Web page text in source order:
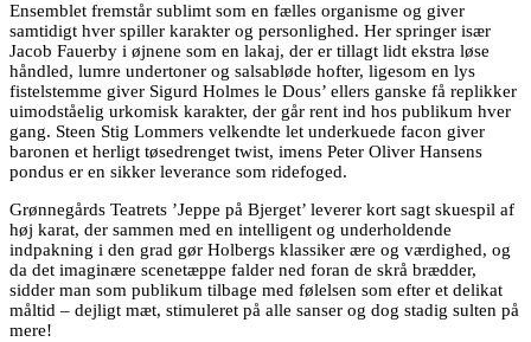
Ensemblet fremstår sublimt som en fælles organisme og giver
samtidigt hver spiller karakter og personlighed. Her springer især
Jacob Fauerby i øjnene som en lakaj, der er tillagt lidt ekstra løse
håndled, lumre undertoner og salsabløde hofter, ligesom en lys
fistelstemme giver Sigurd Holmes le Dous’ ellers ganske få replikker
uimodståelig urkomisk karakter, der går rent ind hos publikum hver
gang. Steen Stig Lommers velkendte let underkuede facon giver
baronen et herligt tøsedrenget twist, imens Peter Oliver Hansens
pondus er en sikker leverance som ridefoged.
Grønnegårds Teatrets ’Jeppe på Bjerget’ leverer kort sagt skuespil af
høj karat, der sammen med en intelligent og underholdende
indpakning i den grad gør Holbergs klassiker ære og værdighed, og
da det imaginære scenetæppe falder ned foran de skrå brædder,
sidder man som publikum tilbage med følelsen som efter et delikat
måltid – dejligt mæt, stimuleret på alle sanser og dog stadig sulten på
mere!